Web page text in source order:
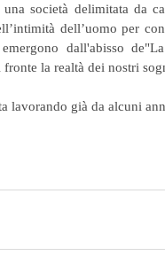
società delimitata da
dell’uomo per
dall'abisso
la realtà dei nostri
lavorando già da alcuni